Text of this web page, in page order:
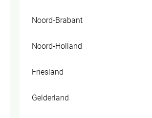
Noord-Brabant
Noord-Holland
Friesland
Gelderland